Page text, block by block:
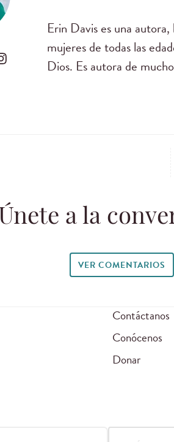
Erin Davis es una
mujeres de todas las
Dios. Es autora de
Únete a la
VER COMENTARIOS
Contáctanos
Conócenos
Donar